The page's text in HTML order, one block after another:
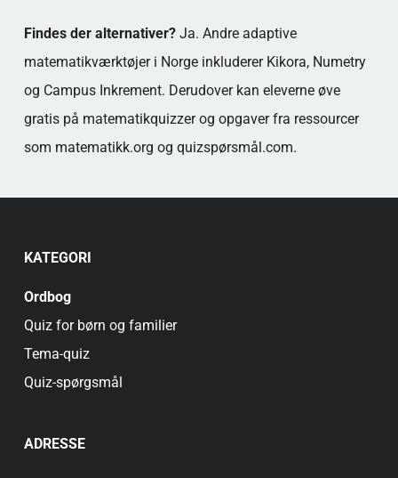
Findes der alternativer?Ja. Andre adaptive
matematikværktøjer i Norge inkluderer Kikora, Numetry
og Campus Inkrement. Derudover kan eleverne øve
gratis på matematikquizzer og opgaver fra ressourcer
som matematikk.org og quizspørsmål.com.
KATEGORI
Ordbog
Quiz for børn og familier
Tema-quiz
Quiz-spørgsmål
ADRESSE